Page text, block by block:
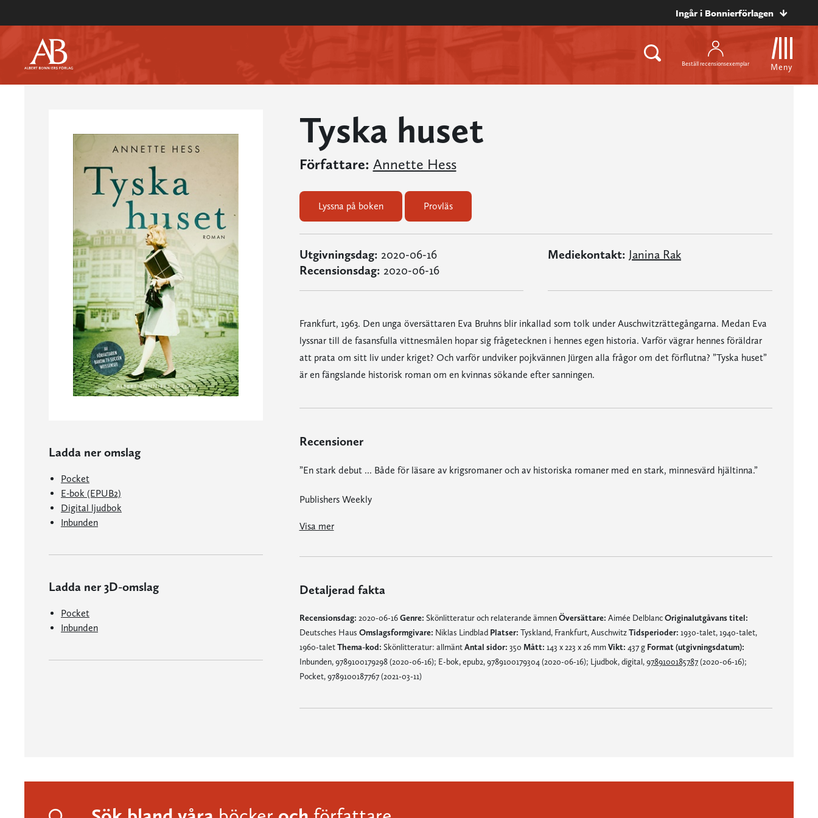
Ingår i Bonnierförlagen
Beställ recensionsexemplar Meny
Ladda ner omslag
Pocket
E-bok (EPUB2)
Digital ljudbok
Inbunden
Ladda ner 3D-omslag
Pocket
Inbunden
Tyska huset
Författare: Annette Hess
Lyssna på boken Provläs
Utgivningsdag: 2020-06-16
Recensionsdag: 2020-06-16
Mediekontakt: Janina Rak
Frankfurt, 1963. Den unga översättaren Eva Bruhns blir inkallad som tolk under Auschwitzrättegångarna. Medan Eva
lyssnar till de fasansfulla vittnesmålen hopar sig frågetecknen i hennes egen historia. Varför vägrar hennes föräldrar
att prata om sitt liv under kriget? Och varför undviker pojkvännen Jürgen alla frågor om det förflutna? ”Tyska huset”
är en fängslande historisk roman om en kvinnas sökande efter sanningen.
Recensioner
”En stark debut ... Både för läsare av krigsromaner och av historiska romaner med en stark, minnesvärd hjältinna.”
Publishers Weekly
Visa mer
Detaljerad fakta
Recensionsdag: 2020-06-16Genre: Skönlitteratur och relaterande ämnenÖversättare: Aimée DelblancOriginalutgåvans titel:
Deutsches Haus Omslagsformgivare: Niklas Lindblad Platser: Tyskland, Frankfurt, AuschwitzTidsperioder: 1930-talet, 1940-talet,
1960-taletThema-kod: Skönlitteratur: allmäntAntal sidor: 350 Mått: 143 x 223 x 26 mmVikt: 437 g Format (utgivningsdatum):
Inbunden, 9789100179298 (2020-06-16); E-bok, epub2, 9789100179304 (2020-06-16); Ljudbok, digital,9789100185787(2020-06-16);
Pocket, 9789100187767 (2021-03-11)